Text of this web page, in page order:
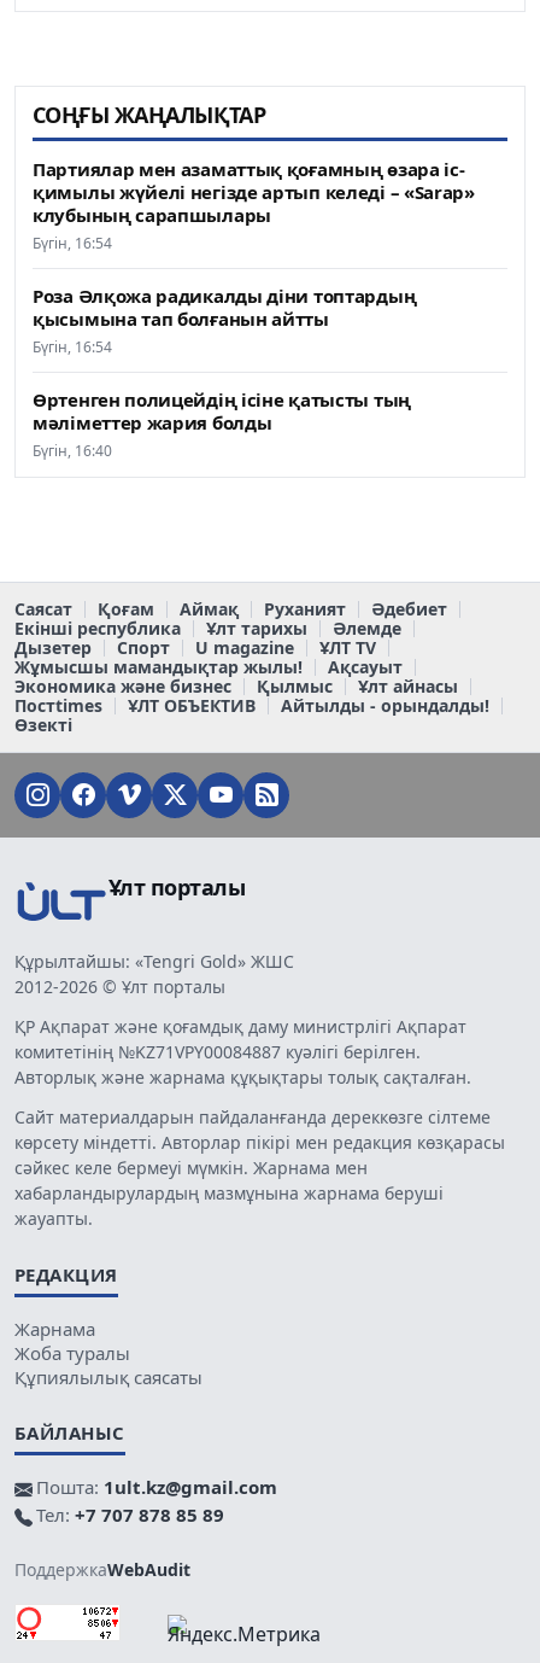
СОҢҒЫ ЖАҢАЛЫҚТАР
Партиялар мен азаматтық қоғамның өзара іс-
қимылы жүйелі негізде артып келеді – «Sarap»
клубының сарапшылары
Бүгін, 16:54
Роза Әлқожа радикалды діни топтардың
қысымына тап болғанын айтты
Бүгін, 16:54
Өртенген полицейдің ісіне қатысты тың
мәліметтер жария болды
Бүгін, 16:40
Саясат Қоғам Аймақ Руханият
Әдебиет
Екінші республика
Ұлт тарихы
Әлемде
Дызетер
Спорт U magazine
ҰЛТ TV
Жұмысшы мамандықтар жылы!
Ақсауыт
Экономика және бизнес
Қылмыс
Ұлт айнасы
Постtimes
ҰЛТ ОБЪЕКТИВ
Айтылды - орындалды!
Өзекті
Ұлт порталы
Құрылтайшы: «Tengri Gold» ЖШС
2012-2026 © Ұлт порталы
ҚР Ақпарат және қоғамдық даму министрлігі Ақпарат
комитетінің №KZ71VPY00084887 куәлігі берілген.
Авторлық және жарнама құқықтары толық сақталған.
Сайт материалдарын пайдаланғанда дереккөзге сілтеме
көрсету міндетті. Авторлар пікірі мен редакция көзқарасы
сәйкес келе бермеуі мүмкін. Жарнама мен
хабарландырулардың мазмұнына жарнама беруші
жауапты.
РЕДАКЦИЯ
Жарнама
Жоба туралы
Құпиялылық саясаты
БАЙЛАНЫС
Пошта: 1ult.kz@gmail.com
Тел: +7 707 878 85 89
ПоддержкаWebAudit